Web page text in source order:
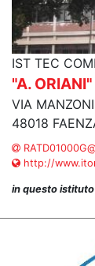
IST TEC
"A. ORIANI"
VIA
48018
http://
in questo